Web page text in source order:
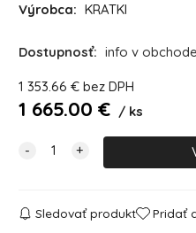
Výrobca: KRATKI
Dostupnosť: info v obchode
1 353.66 € bez DPH
1 665.00 € ks
Sledovať produkt Pridať